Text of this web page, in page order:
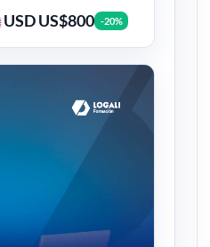
USD US$800 -20%